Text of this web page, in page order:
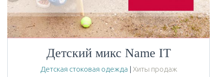
Детский микс Name IT
Детская стоковая одежда | Хиты продаж